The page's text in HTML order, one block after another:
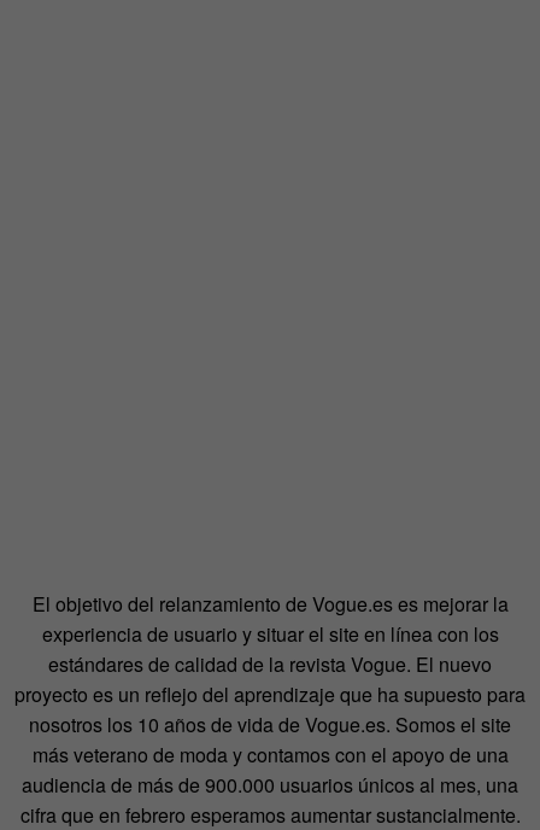
El objetivo del relanzamiento de Vogue.es es mejorar la
experiencia de usuario y situar el site en línea con los
estándares de calidad de la revista Vogue. El nuevo
proyecto es un reflejo del aprendizaje que ha supuesto para
nosotros los 10 años de vida de Vogue.es. Somos el site
más veterano de moda y contamos con el apoyo de una
audiencia de más de 900.000 usuarios únicos al mes, una
cifra que en febrero esperamos aumentar sustancialmente.